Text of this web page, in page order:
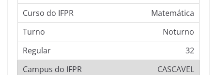
Matemática
Noturno
32
CASCAVEL